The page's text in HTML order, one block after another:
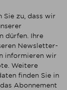
Sie zu, dass wir
dürfen. Ihre
Newsletter-
informieren wir
Weitere
finden Sie in
Abonnement